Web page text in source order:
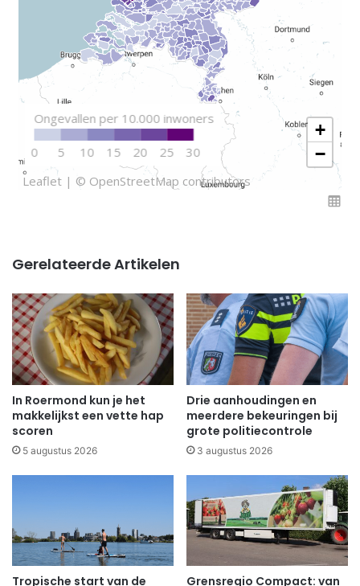
Gerelateerde Artikelen
In Roermond kun je het
makkelijkst een vette hap
scoren
5 augustus 2026
Drie aanhoudingen en
meerdere bekeuringen bij
grote politiecontrole
3 augustus 2026
Tropische start van de Grensregio Compact: van